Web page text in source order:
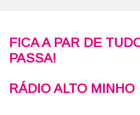
FICA A PAR DE
PASSA!
RÁDIO ALTO MINHO